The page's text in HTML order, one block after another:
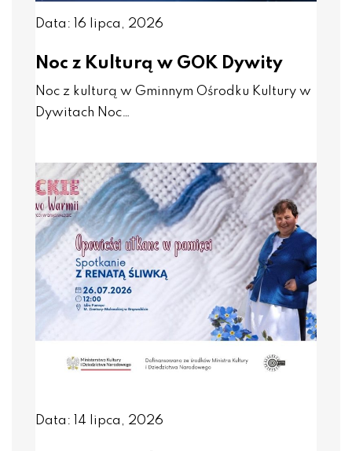
Data: 16 lipca, 2026
Noc z Kulturą w GOK Dywity
Noc z kulturą w Gminnym Ośrodku Kultury w
Dywitach Noc…
Data: 14 lipca, 2026